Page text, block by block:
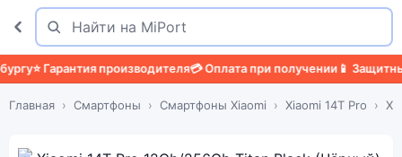
Поиск
Найти
Гарантия производителя💳 Оплата при получении📱 Защитный
Главная Смартфоны Смартфоны Xiaomi Xiaomi 14T Pro